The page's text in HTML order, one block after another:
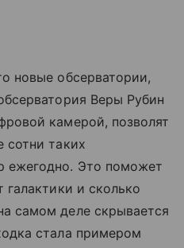
новые обсерватории,
Веры Рубин
камерой, позволят
сотни таких
Это поможет
галактики и сколько
самом деле скрывается
стала примером